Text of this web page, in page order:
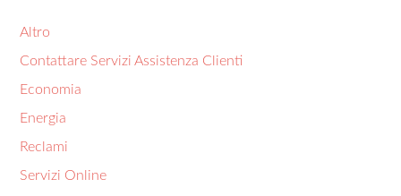
Altro
Contattare Servizi Assistenza Clienti
Economia
Energia
Reclami
Servizi Online